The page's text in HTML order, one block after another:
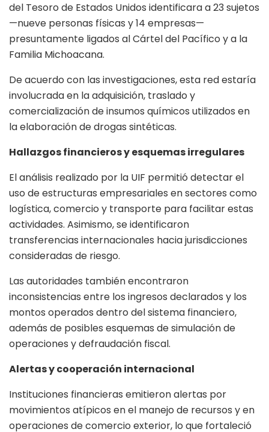
del Tesoro de Estados Unidos identificara a 23 sujetos
—nueve personas físicas y 14 empresas—
presuntamente ligados al Cártel del Pacífico y a la
Familia Michoacana.
De acuerdo con las investigaciones, esta red estaría
involucrada en la adquisición, traslado y
comercialización de insumos químicos utilizados en
la elaboración de drogas sintéticas.
Hallazgos financieros y esquemas irregulares
El análisis realizado por la UIF permitió detectar el
uso de estructuras empresariales en sectores como
logística, comercio y transporte para facilitar estas
actividades. Asimismo, se identificaron
transferencias internacionales hacia jurisdicciones
consideradas de riesgo.
Las autoridades también encontraron
inconsistencias entre los ingresos declarados y los
montos operados dentro del sistema financiero,
además de posibles esquemas de simulación de
operaciones y defraudación fiscal.
Alertas y cooperación internacional
Instituciones financieras emitieron alertas por
movimientos atípicos en el manejo de recursos y en
operaciones de comercio exterior, lo que fortaleció